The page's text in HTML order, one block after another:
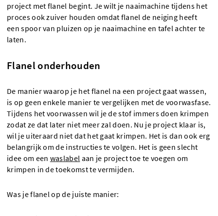
project met flanel begint. Je wilt je naaimachine tijdens het
proces ook zuiver houden omdat flanel de neiging heeft
een spoor van pluizen op je naaimachine en tafel achter te
laten.
Flanel onderhouden
De manier waarop je het flanel na een project gaat wassen,
is op geen enkele manier te vergelijken met de voorwasfase.
Tijdens het voorwassen wil je de stof immers doen krimpen
zodat ze dat later niet meer zal doen. Nu je project klaar is,
wil je uiteraard niet dat het gaat krimpen. Het is dan ook erg
belangrijk om de instructies te volgen. Het is geen slecht
idee om een waslabel aan je project toe te voegen om
krimpen in de toekomst te vermijden.
Was je flanel op de juiste manier: